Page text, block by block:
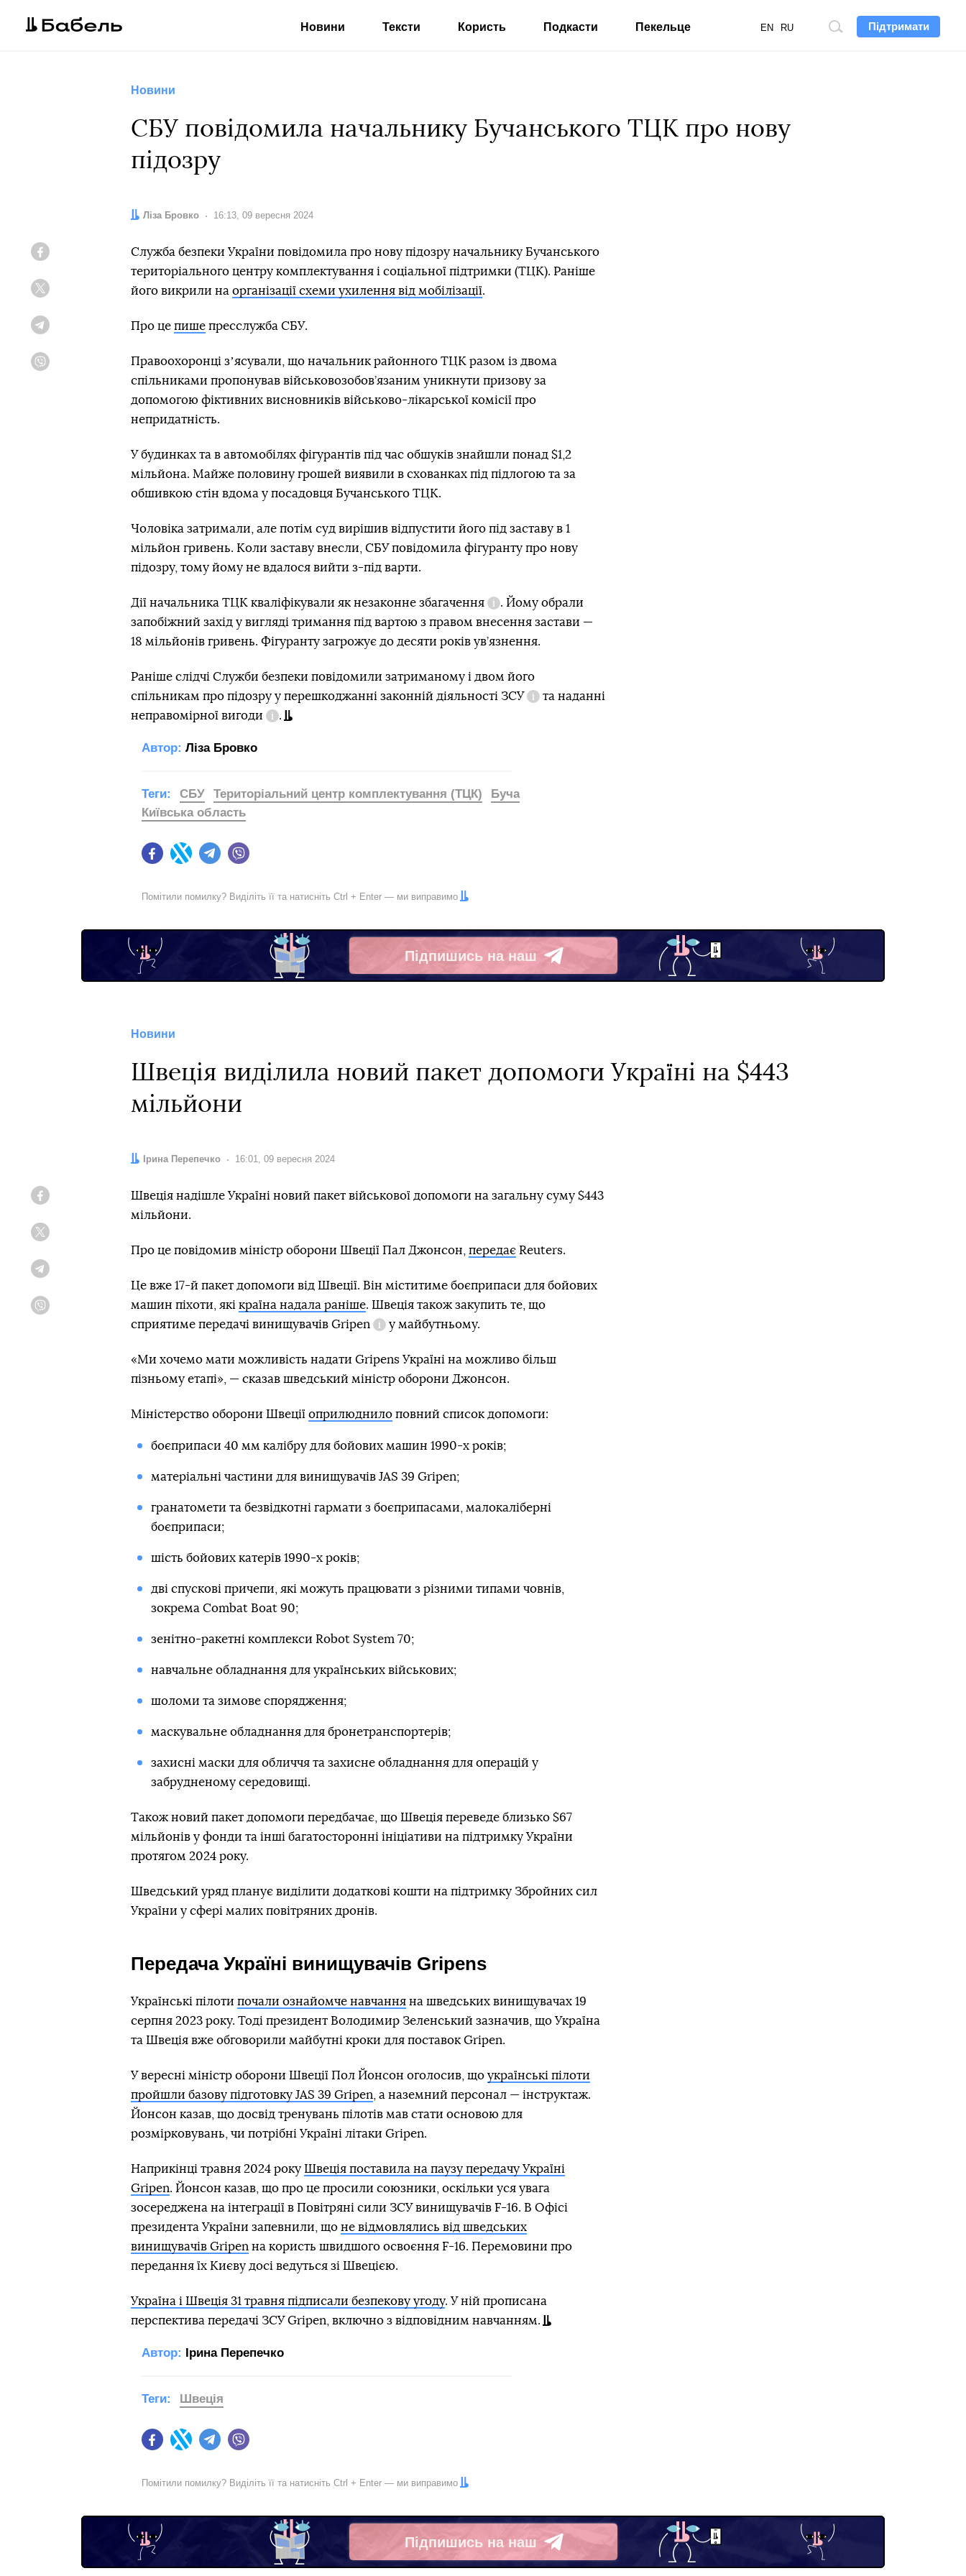
Підтримати
Пошук
EN RU
Новини Тексти Користь Подкасти Пекельце
Новини
СБУ повідомила начальнику Бучанського ТЦК про нову
підозру
Автор:
Ліза Бровко Дата:
16:13, 09 вересня 2024
Служба безпеки України повідомила про нову підозру начальнику Бучанського
територіального центру комплектування і соціальної підтримки (ТЦК). Раніше
його викрили на організації схеми ухилення від мобілізації.
Про це пише пресслужба СБУ.
Правоохоронці зʼясували, що начальник районного ТЦК разом із двома
спільниками пропонував військовозобов’язаним уникнути призову за
допомогою фіктивних висновників військово-лікарської комісії про
непридатність.
У будинках та в автомобілях фігурантів під час обшуків знайшли понад $1,2
мільйона. Майже половину грошей виявили в схованках під підлогою та за
обшивкою стін вдома у посадовця Бучанського ТЦК.
Чоловіка затримали, але потім суд вирішив відпустити його під заставу в 1
мільйон гривень. Коли заставу внесли, СБУ повідомила фігуранту про нову
підозру, тому йому не вдалося вийти з-під варти.
Дії начальника ТЦК кваліфікували як незаконне збагачення
Довідка
. Йому обрали
запобіжний захід у вигляді тримання під вартою з правом внесення застави —
18 мільйонів гривень. Фігуранту загрожує до десяти років ув’язнення.
Раніше слідчі Служби безпеки повідомили затриманому і двом його
спільникам про підозру у перешкоджанні законній діяльності ЗСУ
Довідка
та наданні
неправомірної вигоди
Довідка
.
Автор: Ліза Бровко
FacebookTwitter Telegram
Теги: СБУ Територіальний центр комплектування (ТЦК)
Буча
Київська область
Помітили помилку? Виділіть її та натисніть Ctrl + Enter — ми виправимо
Підпишись на наш
Telegram
Новини
Швеція виділила новий пакет допомоги Україні на $443
мільйони
Автор:
Ірина Перепечко Дата:
16:01, 09 вересня 2024
Швеція надішле Україні новий пакет військової допомоги на загальну суму $443
мільйони.
Про це повідомив міністр оборони Швеції Пал Джонсон, передає Reuters.
Це вже 17-й пакет допомоги від Швеції. Він міститиме боєприпаси для бойових
машин піхоти, які країна надала раніше. Швеція також закупить те, що
сприятиме передачі винищувачів Gripen
Довідка
у майбутньому.
«Ми хочемо мати можливість надати Gripens Україні на можливо більш
пізньому етапі», — сказав шведський міністр оборони Джонсон.
Міністерство оборони Швеції оприлюднило повний список допомоги:
боєприпаси 40 мм калібру для бойових машин 1990-х років;
матеріальні частини для винищувачів JAS 39 Gripen;
гранатомети та безвідкотні гармати з боєприпасами, малокаліберні
боєприпаси;
шість бойових катерів 1990-х років;
дві спускові причепи, які можуть працювати з різними типами човнів,
зокрема Combat Boat 90;
зенітно-ракетні комплекси Robot System 70;
навчальне обладнання для українських військових;
шоломи та зимове спорядження;
маскувальне обладнання для бронетранспортерів;
захисні маски для обличчя та захисне обладнання для операцій у
забрудненому середовищі.
Також новий пакет допомоги передбачає, що Швеція переведе близько $67
мільйонів у фонди та інші багатосторонні ініціативи на підтримку України
протягом 2024 року.
Шведський уряд планує виділити додаткові кошти на підтримку Збройних сил
України у сфері малих повітряних дронів.
Передача Україні винищувачів Gripens
Українські пілоти почали ознайомче навчання на шведських винищувачах 19
серпня 2023 року. Тоді президент Володимир Зеленський зазначив, що Україна
та Швеція вже обговорили майбутні кроки для поставок Gripen.
У вересні міністр оборони Швеції Пол Йонсон оголосив, що українські пілоти
пройшли базову підготовку JAS 39 Gripen , а наземний персонал — інструктаж.
Йонсон казав, що досвід тренувань пілотів мав стати основою для
розмірковувань, чи потрібні Україні літаки Gripen.
Наприкінці травня 2024 року Швеція поставила на паузу передачу Україні
Gripen. Йонсон казав, що про це просили союзники, оскільки уся увага
зосереджена на інтеграції в Повітряні сили ЗСУ винищувачів F-16. В Офісі
президента України запевнили, що не відмовлялись від шведських
винищувачів Gripen на користь швидшого освоєння F-16. Перемовини про
передання їх Києву досі ведуться зі Швецією.
Україна і Швеція 31 травня підписали безпекову угоду. У ній прописана
перспектива передачі ЗСУ Gripen, включно з відповідним навчанням.
Автор: Ірина Перепечко
FacebookTwitter Telegram
Теги: Швеція
Помітили помилку? Виділіть її та натисніть Ctrl + Enter — ми виправимо
Підпишись на наш
Telegram